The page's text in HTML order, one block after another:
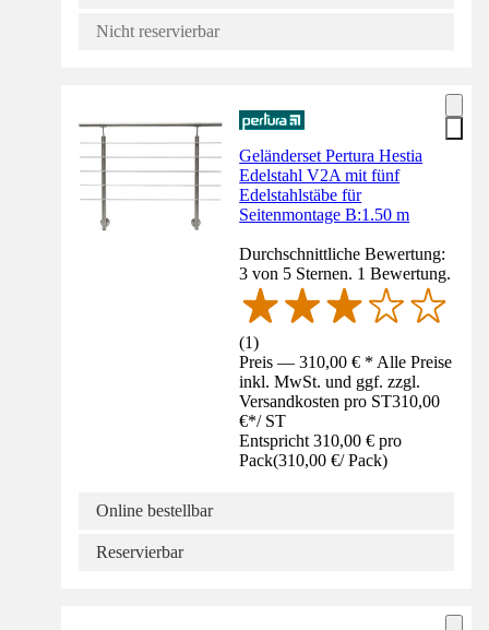
Nicht reservierbar
Geländerset Pertura Hestia
Edelstahl V2A mit fünf
Edelstahlstäbe für
Seitenmontage B:1.50 m
Durchschnittliche Bewertung:
3 von 5 Sternen. 1 Bewertung.
(1)
Preis — 310,00 € * Alle Preise
inkl. MwSt. und ggf. zzgl.
Versandkosten pro ST310,00
€*/ ST
Entspricht 310,00 € pro
Pack(310,00 €/ Pack)
Online bestellbar
Reservierbar